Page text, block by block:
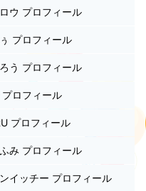
ウ プロフィール
プロフィール
う プロフィール
ロフィール
プロフィール
み プロフィール
イッチー プロフィール